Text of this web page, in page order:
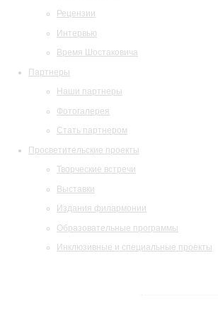
Рецензии
Интервью
Время Шостаковича
Партнеры
Наши партнеры
Фотогалерея
Стать партнером
Просветительские проекты
Творческие встречи
Выставки
Издания филармонии
Образовательные программы
Инклюзивные и специальные проекты